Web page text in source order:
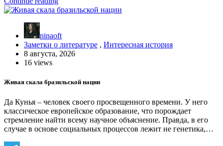
ninaoft
Заметки о литературе , Интересная история
8 августа, 2026
16 views
Живая скала бразильской нации
Да Кунья – человек своего просвещенного времени. У него
классическое европейское образование, что порождает
стремление найти всему научное объяснение. Правда, в его
случае в основе социальных процессов лежит не генетика,…